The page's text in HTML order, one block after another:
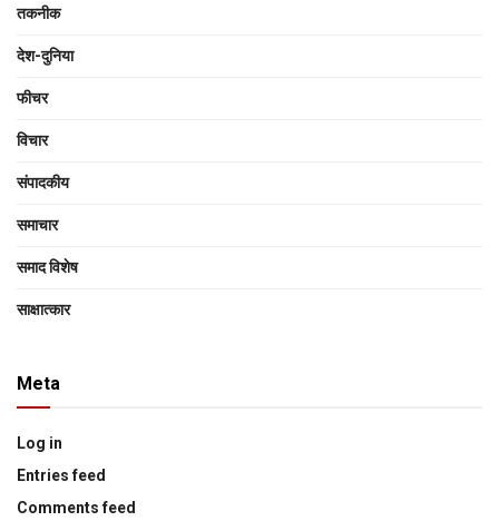
तकनीक
देश-दुनिया
फीचर
विचार
संपादकीय
समाचार
समाद विशेष
साक्षात्‍कार
Meta
Log in
Entries feed
Comments feed